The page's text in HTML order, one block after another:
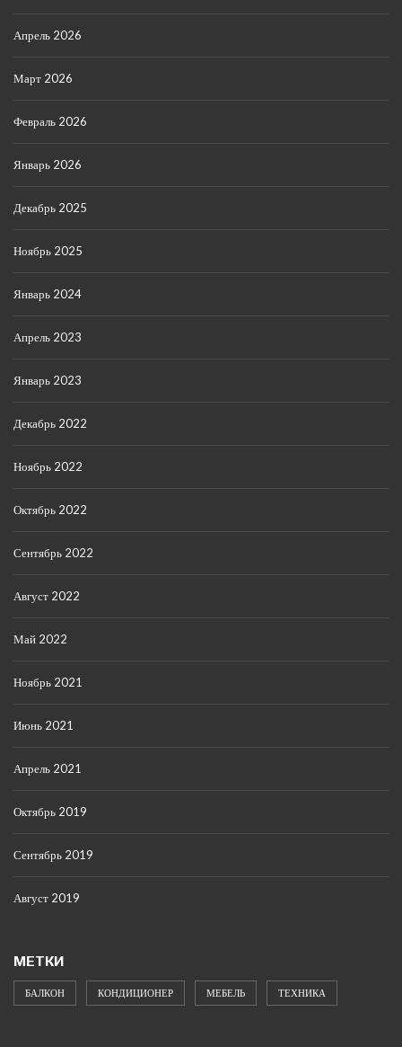
Апрель 2026
Март 2026
Февраль 2026
Январь 2026
Декабрь 2025
Ноябрь 2025
Январь 2024
Апрель 2023
Январь 2023
Декабрь 2022
Ноябрь 2022
Октябрь 2022
Сентябрь 2022
Август 2022
Май 2022
Ноябрь 2021
Июнь 2021
Апрель 2021
Октябрь 2019
Сентябрь 2019
Август 2019
МЕТКИ
БАЛКОН КОНДИЦИОНЕР МЕБЕЛЬ ТЕХНИКА